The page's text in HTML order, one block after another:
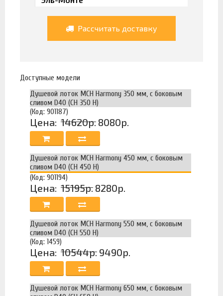
Рассчитать доставку
Доступные модели
Душевой лоток MCH Harmony 350 мм, с боковым
сливом D40 (CH 350 H)
(Код: 901187)
Цена: 14620р. 8080р.
Душевой лоток MCH Harmony 450 мм, с боковым
сливом D40 (CH 450 H)
(Код: 901194)
Цена: 15195р. 8280р.
Душевой лоток MCH Harmony 550 мм, с боковым
сливом D40 (CH 550 H)
(Код: 1459)
Цена: 10544р. 9490р.
Душевой лоток MCH Harmony 650 мм, с боковым